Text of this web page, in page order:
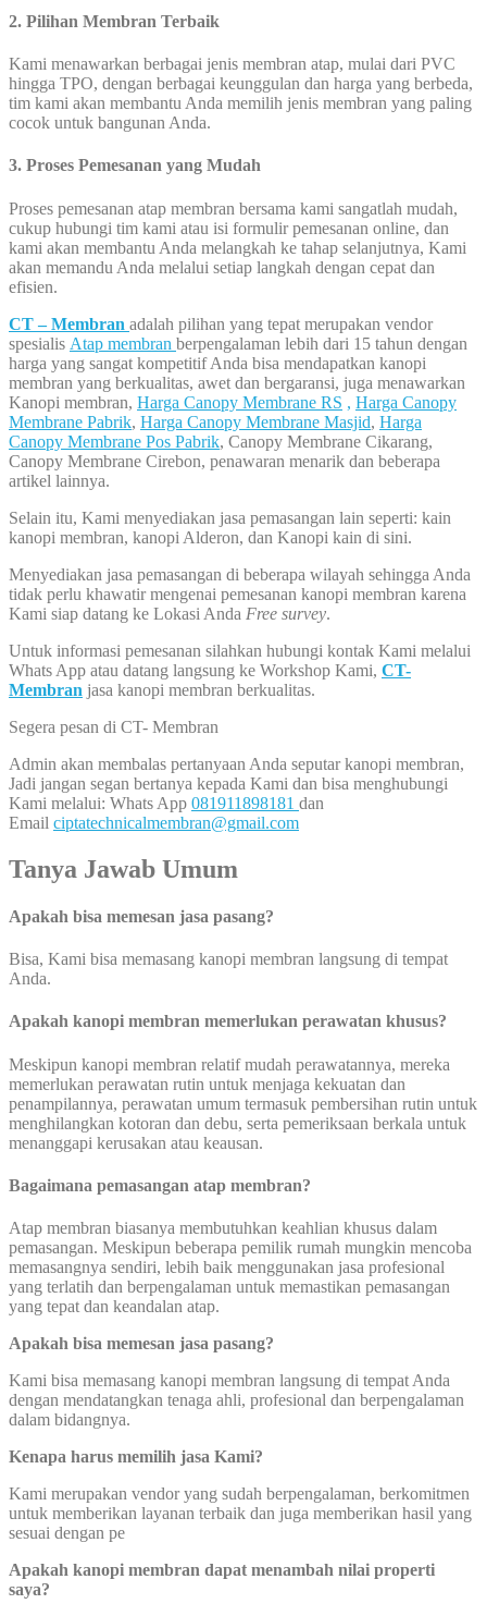
2. Pilihan Membran Terbaik
Kami menawarkan berbagai jenis membran atap, mulai dari PVC
hingga TPO, dengan berbagai keunggulan dan harga yang berbeda,
tim kami akan membantu Anda memilih jenis membran yang paling
cocok untuk bangunan Anda.
3. Proses Pemesanan yang Mudah
Proses pemesanan atap membran bersama kami sangatlah mudah,
cukup hubungi tim kami atau isi formulir pemesanan online, dan
kami akan membantu Anda melangkah ke tahap selanjutnya, Kami
akan memandu Anda melalui setiap langkah dengan cepat dan
efisien.
CT – Membran adalah pilihan yang tepat merupakan vendor
spesialis Atap membran berpengalaman lebih dari 15 tahun dengan
harga yang sangat kompetitif Anda bisa mendapatkan kanopi
membran yang berkualitas, awet dan bergaransi, juga menawarkan
Kanopi membran, Harga Canopy Membrane RS , Harga Canopy
Membrane Pabrik, Harga Canopy Membrane Masjid, Harga
Canopy Membrane Pos Pabrik, Canopy Membrane Cikarang,
Canopy Membrane Cirebon, penawaran menarik dan beberapa
artikel lainnya.
Selain itu, Kami menyediakan jasa pemasangan lain seperti: kain
kanopi membran, kanopi Alderon, dan Kanopi kain di sini.
Menyediakan jasa pemasangan di beberapa wilayah sehingga Anda
tidak perlu khawatir mengenai pemesanan kanopi membran karena
Kami siap datang ke Lokasi Anda Free survey.
Untuk informasi pemesanan silahkan hubungi kontak Kami melalui
Whats App atau datang langsung ke Workshop Kami, CT-
Membran jasa kanopi membran berkualitas.
Segera pesan di CT- Membran
Admin akan membalas pertanyaan Anda seputar kanopi membran,
Jadi jangan segan bertanya kepada Kami dan bisa menghubungi
Kami melalui: Whats App 081911898181 dan
Email ciptatechnicalmembran@gmail.com
Tanya Jawab Umum
Apakah bisa memesan jasa pasang?
Bisa, Kami bisa memasang kanopi membran langsung di tempat
Anda.
Apakah kanopi membran memerlukan perawatan khusus?
Meskipun kanopi membran relatif mudah perawatannya, mereka
memerlukan perawatan rutin untuk menjaga kekuatan dan
penampilannya, perawatan umum termasuk pembersihan rutin untuk
menghilangkan kotoran dan debu, serta pemeriksaan berkala untuk
menanggapi kerusakan atau keausan.
Bagaimana pemasangan atap membran?
Atap membran biasanya membutuhkan keahlian khusus dalam
pemasangan. Meskipun beberapa pemilik rumah mungkin mencoba
memasangnya sendiri, lebih baik menggunakan jasa profesional
yang terlatih dan berpengalaman untuk memastikan pemasangan
yang tepat dan keandalan atap.
Apakah bisa memesan jasa pasang?
Kami bisa memasang kanopi membran langsung di tempat Anda
dengan mendatangkan tenaga ahli, profesional dan berpengalaman
dalam bidangnya.
Kenapa harus memilih jasa Kami?
Kami merupakan vendor yang sudah berpengalaman, berkomitmen
untuk memberikan layanan terbaik dan juga memberikan hasil yang
sesuai dengan pe
Apakah kanopi membran dapat menambah nilai properti
saya?